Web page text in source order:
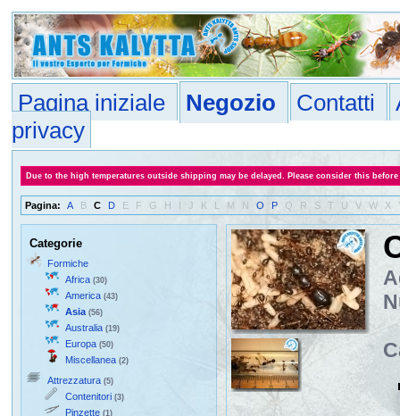
Pagina iniziale Negozio Contatti
privacy
Due to the high temperatures outside shipping may be delayed. Please consider this
Pagina: A B C D E F G H I J K L M N O P Q R S T U V W X
Categorie
Formiche
Africa (30)
America (43)
Asia (56)
Australia (19)
Europa (50)
Miscellanea (2)
Attrezzatura (5)
Contenitori (3)
Pinzette (1)